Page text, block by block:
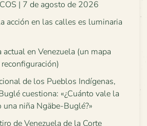
| 7 de agosto de 2026
acción en las calles es luminaria
en Venezuela (un mapa
de los Pueblos Indígenas,
cuestiona: «¿Cuánto vale la
niña Ngäbe-Buglé?»
de Venezuela de la Corte